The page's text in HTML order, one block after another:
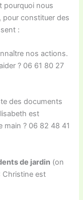
pourquoi nous
pour constituer des
:
nos actions.
? 06 61 80 27
des documents
est
main ? 06 82 48 41
de jardin (on
Christine est